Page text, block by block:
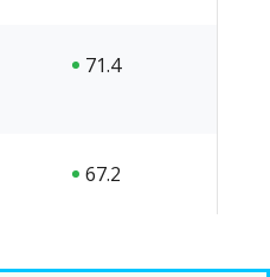
71.4
67.2